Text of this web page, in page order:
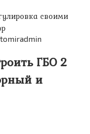
своими
ГБО 2
и